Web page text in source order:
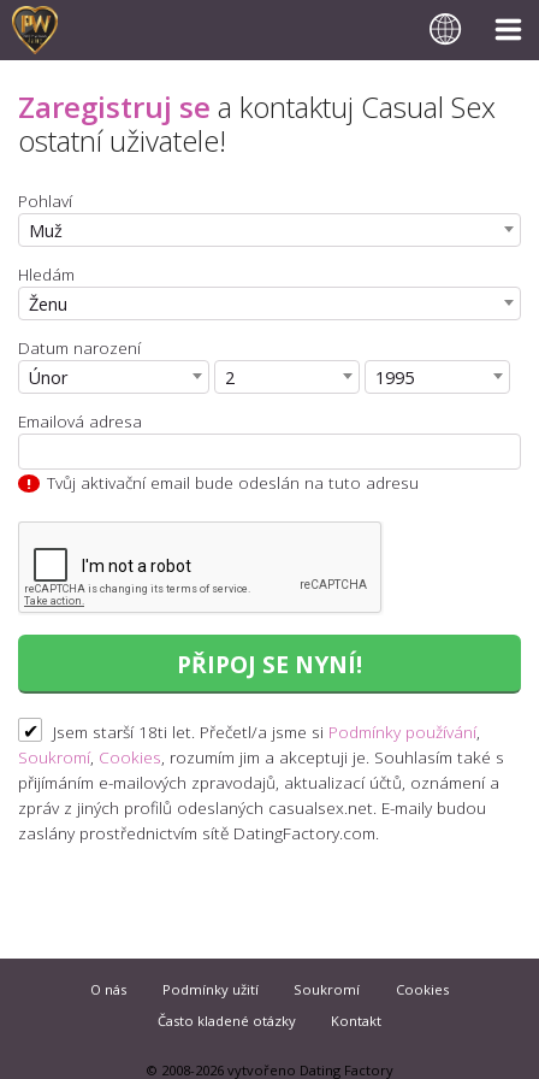
Zaregistruj se a kontaktuj Casual Sex
ostatní uživatele!
Pohlaví
Muž
Hledám
Ženu
Datum narození
Únor
2
1995
Emailová adresa
Tvůj aktivační email bude odeslán na tuto adresu
✔ Jsem starší 18ti let. Přečetl/a jsme si Podmínky používání,
Soukromí, Cookies , rozumím jim a akceptuji je. Souhlasím také s
přijímáním e-mailových zpravodajů, aktualizací účtů, oznámení a
zpráv z jiných profilů odeslaných casualsex.net. E-maily budou
zaslány prostřednictvím sítě DatingFactory.com.
O nás Podmínky užití Soukromí
Cookies
Často kladené otázky
Kontakt
© 2008-2026 vytvořeno Dating Factory